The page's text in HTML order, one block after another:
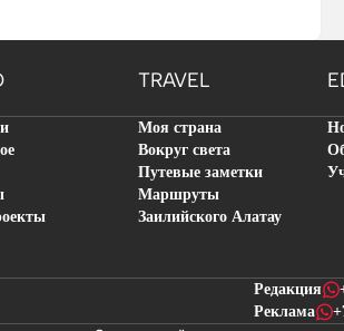
TRAVEL
Моя страна
Вокруг света
Путевые заметки
Маршруты
Заилийского Алатау
Редакция
Реклама